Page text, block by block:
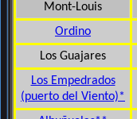
Mont-Louis
Ordino
Los Guajares
Los Empedrados
(puerto del Viento)*